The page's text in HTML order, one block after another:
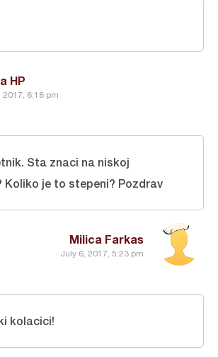
HP
2017, 6:18 pm
Milica Farkas
July 6, 2017, 5:23 pm
Sta znaci na niskoj
Koliko je to stepeni? Pozdrav
kolacici!